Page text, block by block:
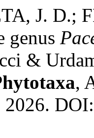
J. D.;
genus
&
,